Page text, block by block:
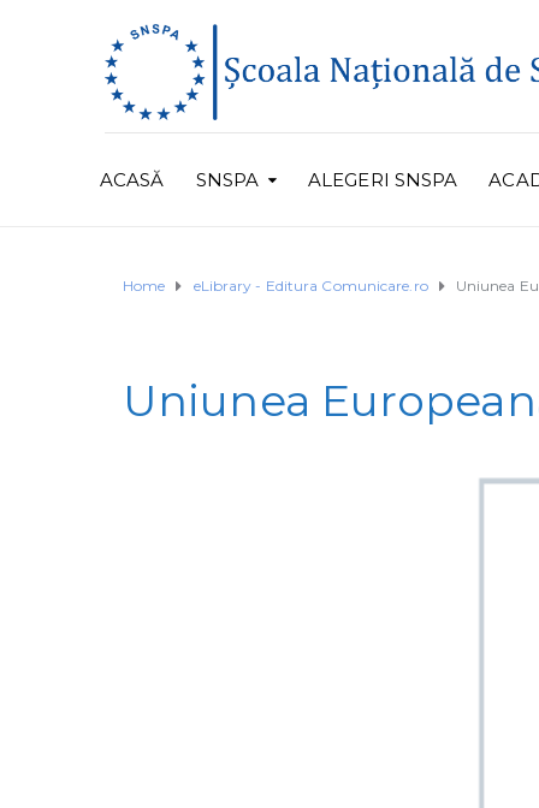
ACASĂ SNSPA ALEGERI SNSPA
Home eLibrary - Editura Comunicare.ro Uniunea
Uniunea